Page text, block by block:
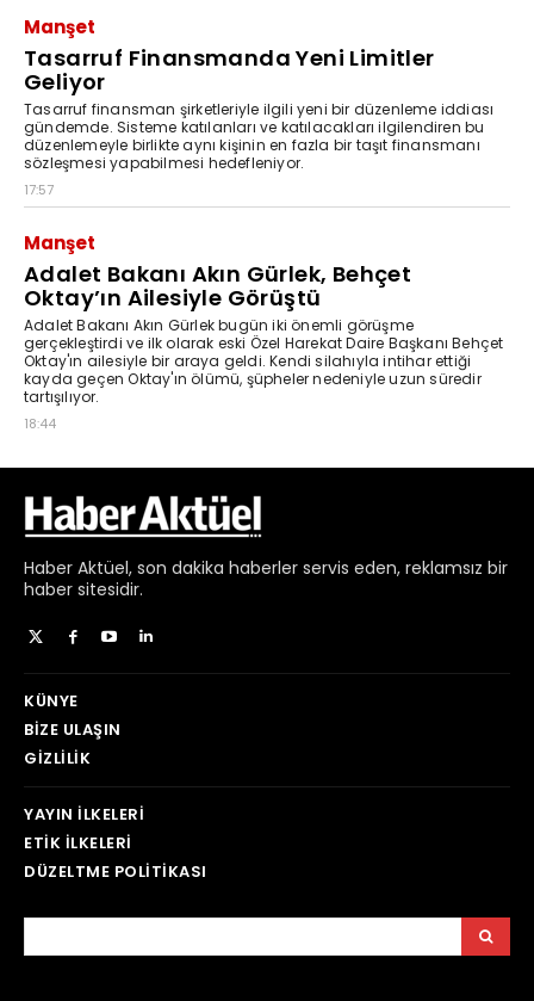
Haber Aktüel, son dakika haberler servis eden, reklamsız bir
haber sitesidir.
KÜNYE
BIZE ULAŞIN
GIZLILIK
YAYIN İLKELERI
ETIK İLKELERI
DÜZELTME POLITIKASI